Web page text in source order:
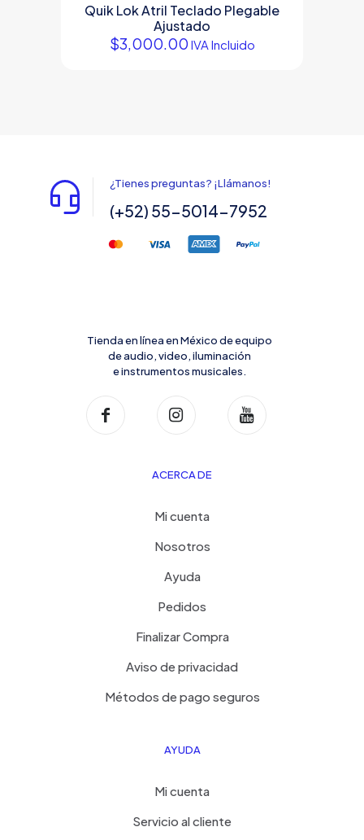
Quik Lok Atril Teclado Plegable
Ajustado
$3,000.00 IVA Incluido
¿Tienes preguntas? ¡Llámanos!
(+52) 55-5014-7952
Tienda en línea en México de equipo
de audio, video, iluminación
e instrumentos musicales.
ACERCA DE
Mi cuenta
Nosotros
Ayuda
Pedidos
Finalizar Compra
Aviso de privacidad
Métodos de pago seguros
AYUDA
Mi cuenta
Servicio al cliente